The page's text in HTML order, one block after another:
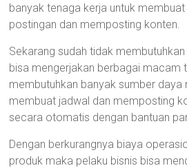
banyak tenaga kerja untuk
postingan dan memposting konten.
Sekarang sudah tidak
bisa mengerjakan berbagai macam
membutuhkan banyak sumber daya
membuat jadwal dan memposting
secara otomatis dengan bantuan
Dengan berkurangnya biaya
produk maka pelaku bisnis bisa